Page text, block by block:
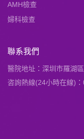
AMH檢查
婦科檢查
聯系我們
醫院地址：深圳市羅湖
咨詢熱線(24小時在線)